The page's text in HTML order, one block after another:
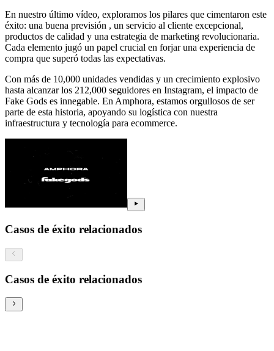
En nuestro último vídeo, exploramos los pilares que cimentaron este
éxito: una buena previsión , un servicio al cliente excepcional,
productos de calidad y una estrategia de marketing revolucionaria.
Cada elemento jugó un papel crucial en forjar una experiencia de
compra que superó todas las expectativas.
Con más de 10,000 unidades vendidas y un crecimiento explosivo
hasta alcanzar los 212,000 seguidores en Instagram, el impacto de
Fake Gods es innegable. En Amphora, estamos orgullosos de ser
parte de esta historia, apoyando su logística con nuestra
infraestructura y tecnología para ecommerce.
Casos de éxito relacionados
Casos de éxito relacionados